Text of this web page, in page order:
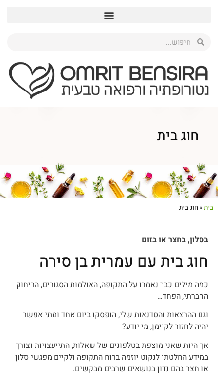
חוג בית
בית»חוג בית
בסלון, בחצר או בזום
חוג בית עם עמרית בן סירה
כמה מילים כבר נאמרו על התקופה, האולמות הסגורים, הריחוק
החברתי, הפחד…
וגם ההרצאות והסדנאות שלי, הופסקו ביום אחד ומתי אפשר
יהיה לחזור לקיימן, מי יודע?
אך היות שאני מוצפת בטלפונים של שאלות, התייעצויות וצורך
במידע החלטתי לנקוט יוזמה ברוח התקופה ולקיים מפגשי סלון
או חצר בהם נדון בנושאים שרבים מבקשים.